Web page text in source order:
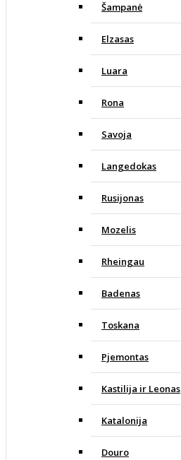
Šampanė
Elzasas
Luara
Rona
Savoja
Langedokas
Rusijonas
Mozelis
Rheingau
Badenas
Toskana
Pjemontas
Kastilija ir Leonas
Katalonija
Douro